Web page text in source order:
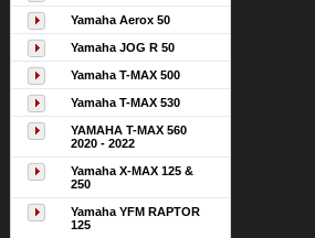
Yamaha Aerox 50
Yamaha JOG R 50
Yamaha T-MAX 500
Yamaha T-MAX 530
YAMAHA T-MAX 560
2020 - 2022
Yamaha X-MAX 125 &
250
Yamaha YFM RAPTOR
125